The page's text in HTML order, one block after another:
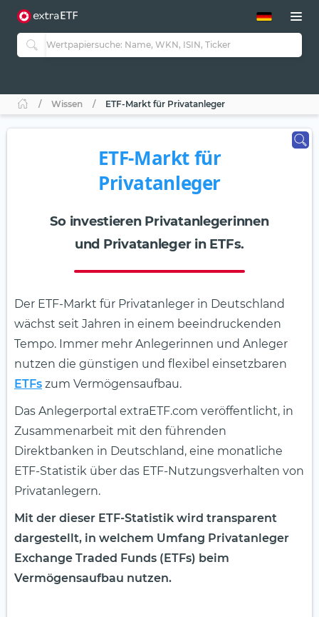
ETF-Guide 2.0
Guide Aktive ETFs
ETF-Sparpläne
Wissen ETF-Markt für Privatanleger
ETF-Markt für
Privatanleger
So investieren Privatanlegerinnen
und Privatanleger in ETFs.
Der ETF-Markt für Privatanleger in Deutschland
wächst seit Jahren in einem beeindruckenden
Tempo. Immer mehr Anlegerinnen und Anleger
nutzen die günstigen und flexibel einsetzbaren
ETFs zum Vermögensaufbau.
Das Anlegerportal extraETF.com veröffentlicht, in
Zusammenarbeit mit den führenden
Direktbanken in Deutschland, eine monatliche
ETF-Statistik über das ETF-Nutzungsverhalten von
Privatanlegern.
Mit der dieser ETF-Statistik wird transparent
dargestellt, in welchem Umfang Privatanleger
Exchange Traded Funds (ETFs) beim
Vermögensaufbau nutzen.